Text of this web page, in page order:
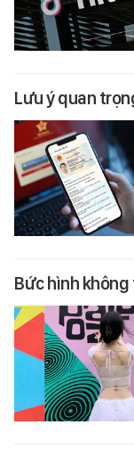
Lưu ý quan
Bức hình